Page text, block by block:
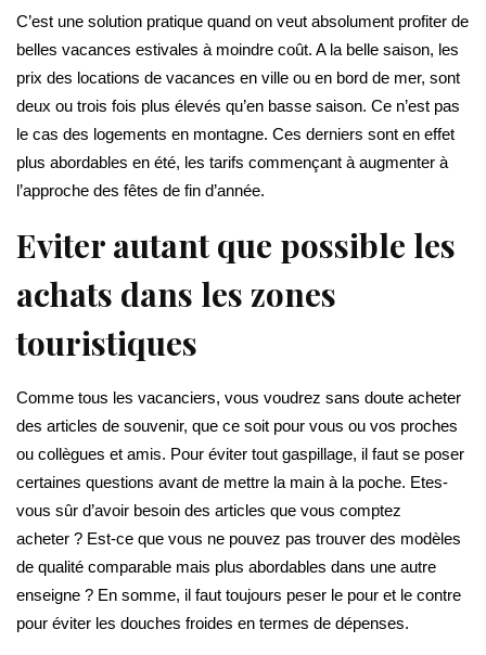
C’est une solution pratique quand on veut absolument profiter de
belles vacances estivales à moindre coût. A la belle saison, les
prix des locations de vacances en ville ou en bord de mer, sont
deux ou trois fois plus élevés qu’en basse saison. Ce n’est pas
le cas des logements en montagne. Ces derniers sont en effet
plus abordables en été, les tarifs commençant à augmenter à
l’approche des fêtes de fin d’année.
Eviter autant que possible les
achats dans les zones
touristiques
Comme tous les vacanciers, vous voudrez sans doute acheter
des articles de souvenir, que ce soit pour vous ou vos proches
ou collègues et amis. Pour éviter tout gaspillage, il faut se poser
certaines questions avant de mettre la main à la poche. Etes-
vous sûr d’avoir besoin des articles que vous comptez
acheter ? Est-ce que vous ne pouvez pas trouver des modèles
de qualité comparable mais plus abordables dans une autre
enseigne ? En somme, il faut toujours peser le pour et le contre
pour éviter les douches froides en termes de dépenses.